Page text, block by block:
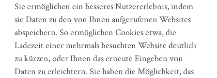
Sie ermöglichen ein besseres Nutzererlebnis, indem
sie Daten zu den von Ihnen aufgerufenen Websites
abspeichern. So ermöglichen Cookies etwa, die
Ladezeit einer mehrmals besuchten Website deutlich
zu kürzen, oder Ihnen das erneute Eingeben von
Daten zu erleichtern. Sie haben die Möglichkeit, das